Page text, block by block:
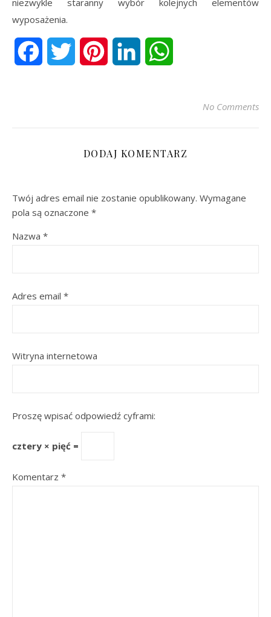
niezwykle staranny wybór kolejnych elementów
wyposażenia.
FacebookTwitter Pinterest LinkedIn
No Comments
DODAJ KOMENTARZ
Twój adres email nie zostanie opublikowany. Wymagane
pola są oznaczone *
Nazwa *
Adres email *
Witryna internetowa
Proszę wpisać odpowiedź cyframi:
cztery × pięć =
Komentarz *